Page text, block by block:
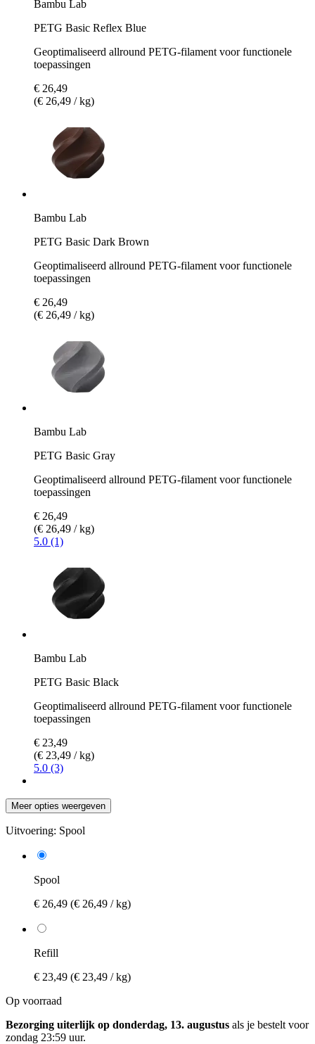
Bambu Lab
PETG Basic Reflex Blue
Geoptimaliseerd allround PETG-filament voor functionele
toepassingen
€ 26,49
(€ 26,49 / kg)
Bambu Lab
PETG Basic Dark Brown
Geoptimaliseerd allround PETG-filament voor functionele
toepassingen
€ 26,49
(€ 26,49 / kg)
Bambu Lab
PETG Basic Gray
Geoptimaliseerd allround PETG-filament voor functionele
toepassingen
€ 26,49
(€ 26,49 / kg)
5.0 (1)
Bambu Lab
PETG Basic Black
Geoptimaliseerd allround PETG-filament voor functionele
toepassingen
€ 23,49
(€ 23,49 / kg)
5.0 (3)
Meer opties weergeven
Uitvoering: Spool
Spool
€ 26,49 (€ 26,49 / kg)
Refill
€ 23,49 (€ 23,49 / kg)
Op voorraad
Bezorging uiterlijk op donderdag, 13. augustus als je bestelt voor
zondag 23:59 uur.